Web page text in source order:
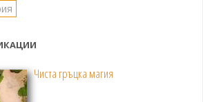
Чиста гръцка магия